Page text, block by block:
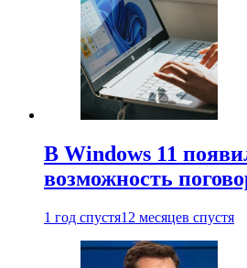
В Windows 11
возможность
1 год спустя12 месяцев спустя